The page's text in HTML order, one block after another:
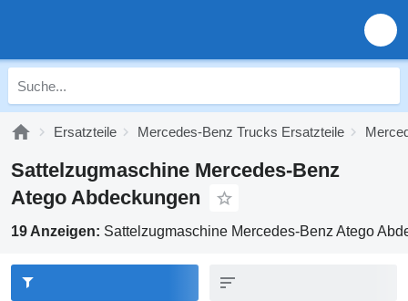
Ersatzteile Mercedes-Benz Trucks Ersatzteile
Sattelzugmaschine Mercedes-Benz
Atego Abdeckungen
19 Anzeigen: Sattelzugmaschine Mercedes-Benz Atego